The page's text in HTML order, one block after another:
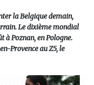
la Belgique demain,
Le dixième mondial
à Poznan, en Pologne.
Provence au Z5, le